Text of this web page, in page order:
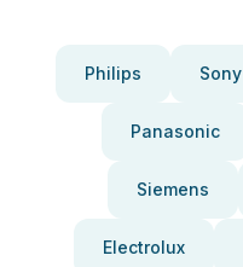
Philips Sony
Panasonic
Siemens
Electrolux